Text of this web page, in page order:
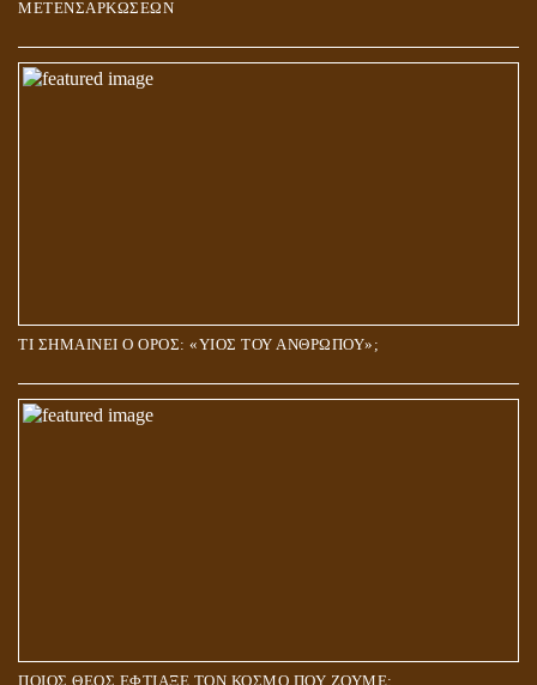
ΜΕΤΕΝΣΑΡΚΩΣΕΩΝ
ΤΙ ΣΗΜΑΙΝΕΙ Ο ΟΡΟΣ: «ΥΙΟΣ ΤΟΥ ΑΝΘΡΩΠΟΥ»;
ΠΟΙΟΣ ΘΕΟΣ ΕΦΤΙΑΞΕ ΤΟΝ ΚΟΣΜΟ ΠΟΥ ΖΟΥΜΕ;